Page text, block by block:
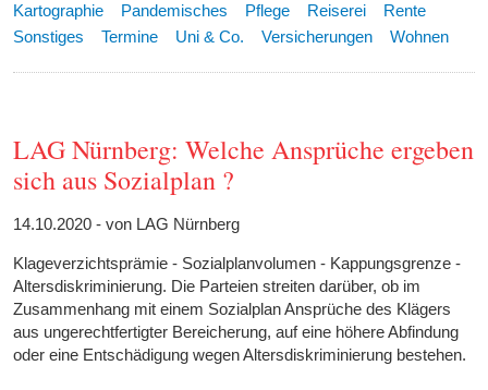
Kartographie
Pandemisches Pflege Reiserei
Rente
Sonstiges
Termine Uni & Co. Versicherungen Wohnen
LAG Nürnberg: Welche Ansprüche ergeben
sich aus Sozialplan ?
14.10.2020 - von LAG Nürnberg
Klageverzichtsprämie - Sozialplanvolumen - Kappungsgrenze -
Altersdiskriminierung. Die Parteien streiten darüber, ob im
Zusammenhang mit einem Sozialplan Ansprüche des Klägers
aus ungerechtfertigter Bereicherung, auf eine höhere Abfindung
oder eine Entschädigung wegen Altersdiskriminierung bestehen.